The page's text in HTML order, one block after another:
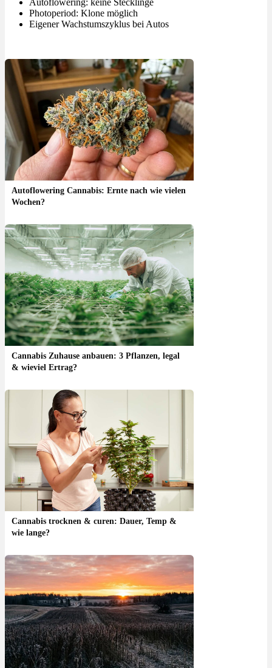
Photoperiod: Klone möglich
Eigener Wachstumszyklus bei Autos
Autoflowering Cannabis: Ernte nach wie vielen
Wochen?
Cannabis Zuhause anbauen: 3 Pflanzen, legal
& wieviel Ertrag?
Cannabis trocknen & curen: Dauer, Temp &
wie lange?